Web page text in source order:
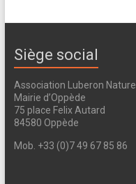
Siège social
Association Luberon Nature
Mairie d’Oppède
75 place Felix Autard
84580 Oppède
Mob. +33 (0)7 49 67 85 86